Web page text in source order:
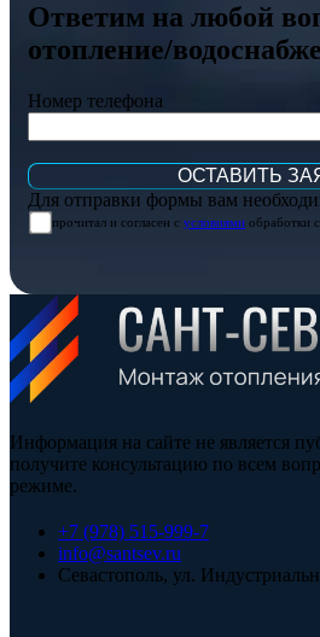
Ответим на любой
отопление/
Номер телефона
Для отправки формы вам
прочитал и согласен с условиями обработки
Информация на сайте не является
получите консультацию по всем
режиме.
+7 (978) 515-999-7
info@santsev.ru
Севастополь, ул.